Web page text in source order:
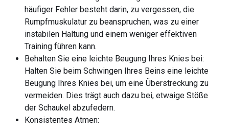
häufiger Fehler besteht darin, zu vergessen, die
Rumpfmuskulatur zu beanspruchen, was zu einer
instabilen Haltung und einem weniger effektiven
Training führen kann.
Behalten Sie eine leichte Beugung Ihres Knies bei:
Halten Sie beim Schwingen Ihres Beins eine leichte
Beugung Ihres Knies bei, um eine Überstreckung zu
vermeiden. Dies trägt auch dazu bei, etwaige Stöße
der Schaukel abzufedern.
Konsistentes Atmen: